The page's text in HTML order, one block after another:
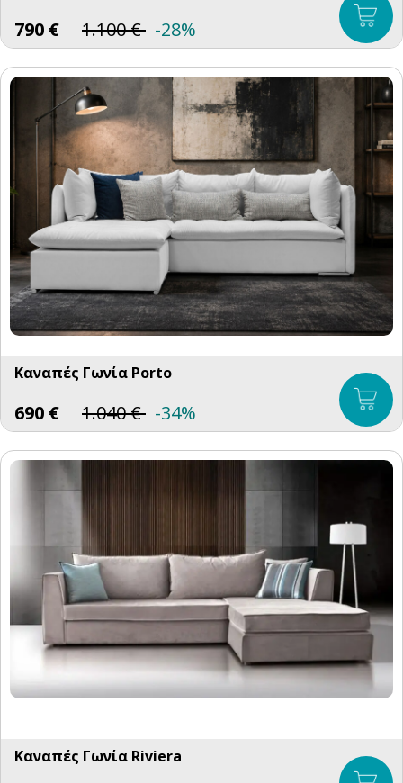
790 € 1.100€ -28%
Καναπές Γωνία Porto
690 € 1.040€ -34%
Καναπές Γωνία Riviera